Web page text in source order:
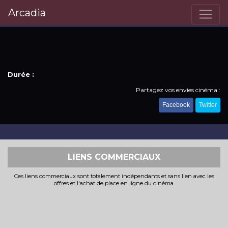
Arcadia
Durée :
Partagez vos envies cinéma :
Facebook Twitter
LIENS COMMERCIAUX
Ces liens commerciaux sont totalement indépendants et sans lien avec les
offres et l'achat de place en ligne du cinéma.